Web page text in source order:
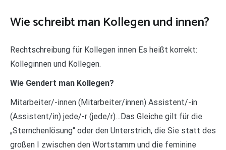
Wie schreibt man Kollegen und innen?
Rechtschreibung für Kollegen innen Es heißt korrekt:
Kolleginnen und Kollegen.
Wie Gendert man Kollegen?
Mitarbeiter/-innen (Mitarbeiter/innen) Assistent/-in
(Assistent/in) jede/-r (jede/r)…Das Gleiche gilt für die
„Sternchenlösung“ oder den Unterstrich, die Sie statt des
großen I zwischen den Wortstamm und die feminine